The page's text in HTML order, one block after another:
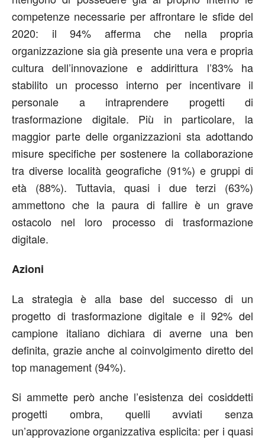
competenze necessarie per affrontare le sfide del
2020: il 94% afferma che nella propria
organizzazione sia già presente una vera e propria
cultura dell’innovazione e addirittura l’83% ha
stabilito un processo interno per incentivare il
personale a intraprendere progetti di
trasformazione digitale. Più in particolare, la
maggior parte delle organizzazioni sta adottando
misure specifiche per sostenere la collaborazione
tra diverse località geografiche (91%) e gruppi di
età (88%). Tuttavia, quasi i due terzi (63%)
ammettono che la paura di fallire è un grave
ostacolo nel loro processo di trasformazione
digitale.
Azioni
La strategia è alla base del successo di un
progetto di trasformazione digitale e il 92% del
campione italiano dichiara di averne una ben
definita, grazie anche al coinvolgimento diretto del
top management (94%).
Si ammette però anche l’esistenza dei cosiddetti
progetti ombra, quelli avviati senza
un’approvazione organizzativa esplicita: per i quasi